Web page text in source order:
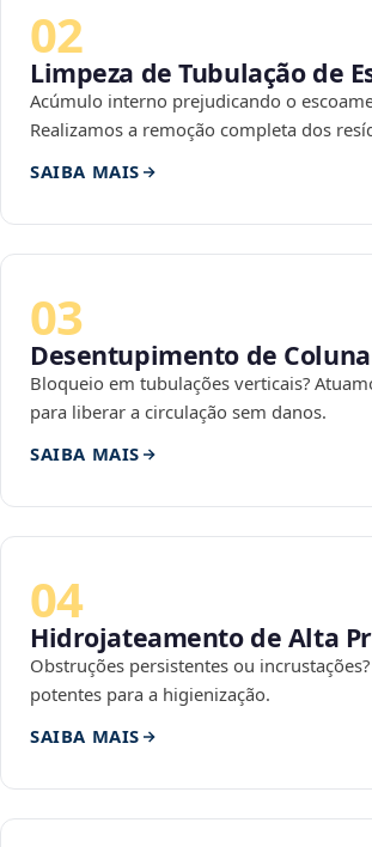
02
Limpeza de Tubulação de
Acúmulo interno prejudicando o
Realizamos a remoção completa dos
SAIBA MAIS
03
Desentupimento de
Bloqueio em tubulações verticais?
para liberar a circulação sem danos.
SAIBA MAIS
04
Hidrojateamento de Alta
Obstruções persistentes ou
potentes para a higienização.
SAIBA MAIS